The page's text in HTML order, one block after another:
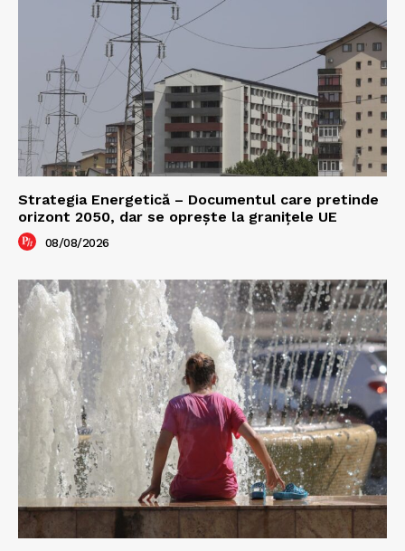
Strategia Energetică – Documentul care pretinde
orizont 2050, dar se oprește la granițele UE
08/08/2026